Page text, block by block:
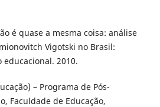
é quase a mesma coisa: análise
Vigotski no Brasil:
educacional. 2010.
– Programa de Pós-
Faculdade de Educação,